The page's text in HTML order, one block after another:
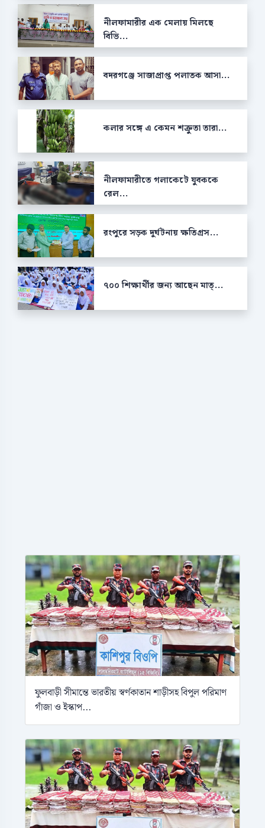
নীলফামারীর এক মেলায় মিলছে
বিভি...
বদরগঞ্জে সাজাপ্রাপ্ত পলাতক আসা...
কলার সঙ্গে এ কেমন শক্রুতা তারা...
নীলফামারীতে গলাকেটে যুবককে
রেল...
রংপুরে সড়ক দুর্ঘটনায় ক্ষতিগ্রস...
৭০০ শিক্ষার্থীর জন্য আছেন মাত্...
ফুলবাড়ী সীমান্তে ভারতীয় স্বর্ণকাতান শাড়ীসহ বিপুল পরিমাণ
গাঁজা ও ইস্কাপ...